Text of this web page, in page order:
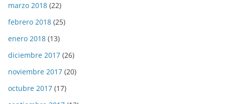
marzo 2018 (22)
febrero 2018 (25)
enero 2018 (13)
diciembre 2017 (26)
noviembre 2017 (20)
octubre 2017 (17)